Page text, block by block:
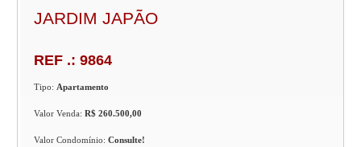
JARDIM JAPÃO
REF .: 9864
Tipo: Apartamento
Valor Venda:R$ 260.500,00
Valor Condomínio:Consulte!